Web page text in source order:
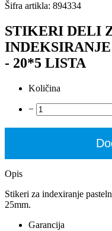
Šifra artikla: 894334
STIKERI DELI
INDEKSIRANJE
- 20*5 LISTA
Količina
−
Opis
Stikeri za indexiranje
25mm.
Garancija